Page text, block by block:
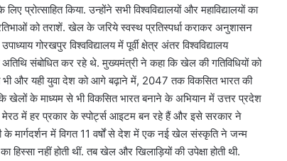
किया. उन्होंने सभी विश्वविद्यालयों और महाविद्यालयों का
को तराशें. खेल के जरिये स्वस्थ प्रतिस्पर्धा कराकर अनुशासन
गोरखपुर विश्वविद्यालय में पूर्वी क्षेत्र अंतर विश्वविद्यालय
संबोधित कर रहे थे. मुख्यमंत्री ने कहा कि खेल की गतिविधियों को
भी और यही युवा देश को आगे बढ़ाने में, 2047 तक विकसित भारत की
खेलों के माध्यम से भी विकसित भारत बनाने के अभियान में उत्तर प्रदेश
मेरठ में हर प्रकार के स्पोर्ट्स आइटम बन रहे हैं और इसे सरकार ने
के मार्गदर्शन में विगत 11 वर्षों से देश में एक नई खेल संस्कृति ने जन्म
नहीं होती थीं. तब खेल और खिलाड़ियों की उपेक्षा होती थी.